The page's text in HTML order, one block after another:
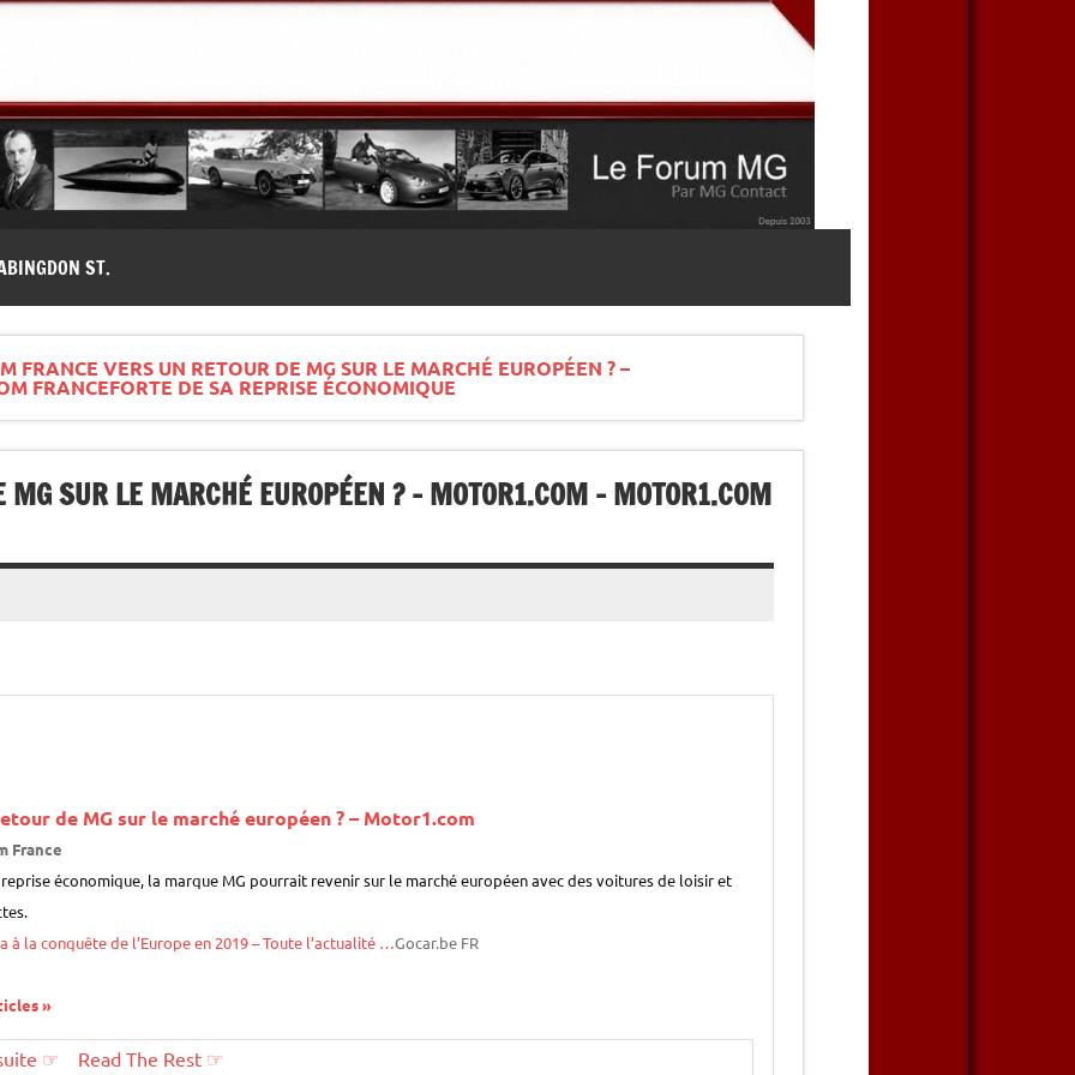
ST.
FRANCE VERS UN RETOUR DE MG SUR LE MARCHÉ EUROPÉEN ? –
FRANCEFORTE DE SA REPRISE ÉCONOMIQUE
MG SUR LE MARCHÉ EUROPÉEN ? – MOTOR1.COM – MOTOR1.COM
de MG sur le marché européen ? – Motor1.com
France
économique, la marque MG pourrait revenir sur le marché européen avec des voitures de loisir et
à la conquête de l’Europe en 2019 – Toute l’actualité …Gocar.be FR
»
☞ Read The Rest ☞